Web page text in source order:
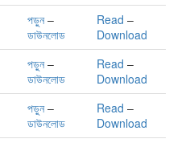
পড়ুন–
ডাউনলোড
Read –
Download
পড়ুন–
ডাউনলোড
Read –
Download
পড়ুন–
ডাউনলোড
Read –
Download